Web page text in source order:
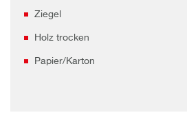
Ziegel
Holz trocken
Papier/Karton